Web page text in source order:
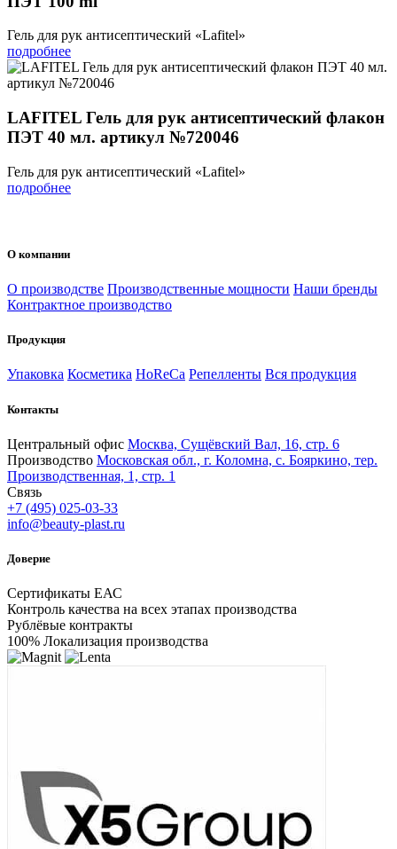
Гель для рук антисептический «Lafitel»
подробнее
LAFITEL Гель для рук антисептический флакон
ПЭТ 40 мл. артикул №720046
Гель для рук антисептический «Lafitel»
подробнее
О компании
О производстве Производственные мощности Наши бренды
Контрактное производство
Продукция
Упаковка Косметика HoReCa Репелленты Вся продукция
Контакты
Центральный офис Москва, Сущёвский Вал, 16, стр. 6
Производство Московская обл., г. Коломна, с. Бояркино, тер.
Производственная, 1, стр. 1
Связь
+7 (495) 025-03-33
info@beauty-plast.ru
Доверие
Сертификаты ЕАС
Контроль качества на всех этапах производства
Рублёвые контракты
100% Локализация производства